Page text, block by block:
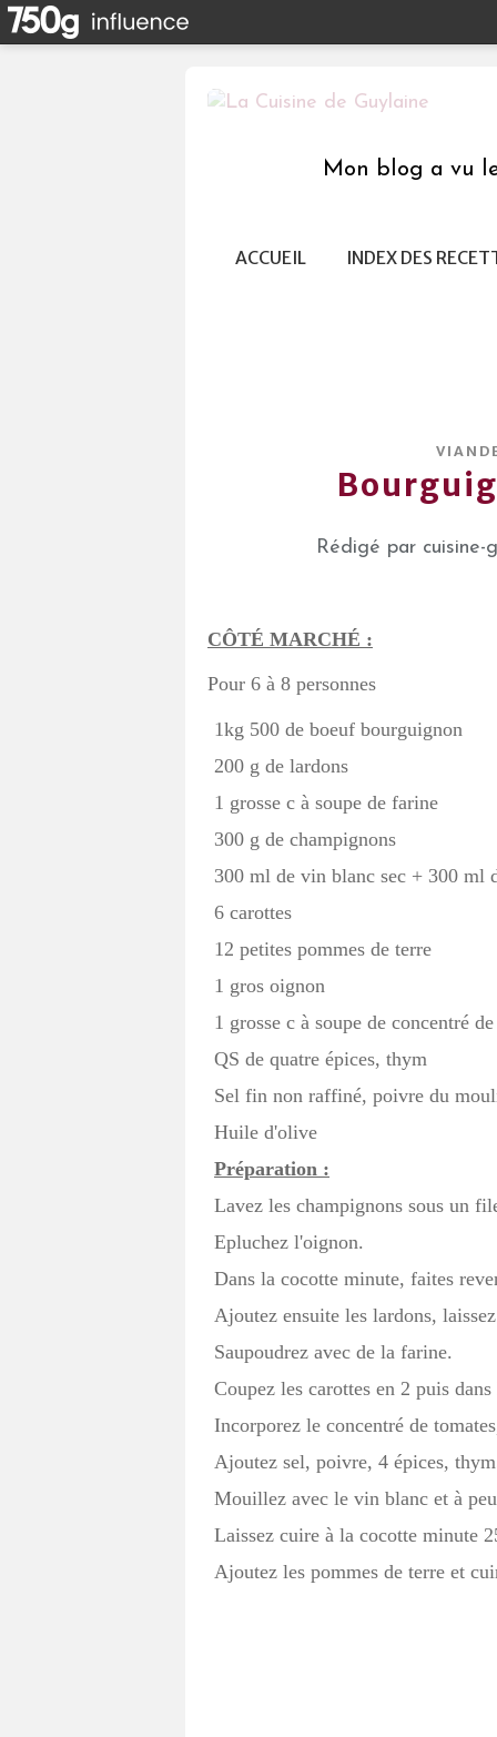
Mon blog a vu
ACCUEIL INDEX DES
Rédigé par
CÔTÉ MARCHÉ :
Pour 6 à 8 personnes
1kg 500 de boeuf bourguignon
200 g de lardons
1 grosse c à soupe de farine
300 g de champignons
300 ml de vin blanc sec + 300 ml
6 carottes
12 petites pommes de terre
1 gros oignon
1 grosse c à soupe de concentré
QS de quatre épices, thym
Sel fin non raffiné, poivre du
Huile d'olive
Préparation :
Lavez les champignons sous un
Epluchez l'oignon.
Dans la cocotte minute, faites
Ajoutez ensuite les lardons,
Saupoudrez avec de la farine.
Coupez les carottes en 2 puis
Incorporez le concentré de
Ajoutez sel, poivre, 4 épices,
Mouillez avec le vin blanc et à
Laissez cuire à la cocotte minute
Ajoutez les pommes de terre et